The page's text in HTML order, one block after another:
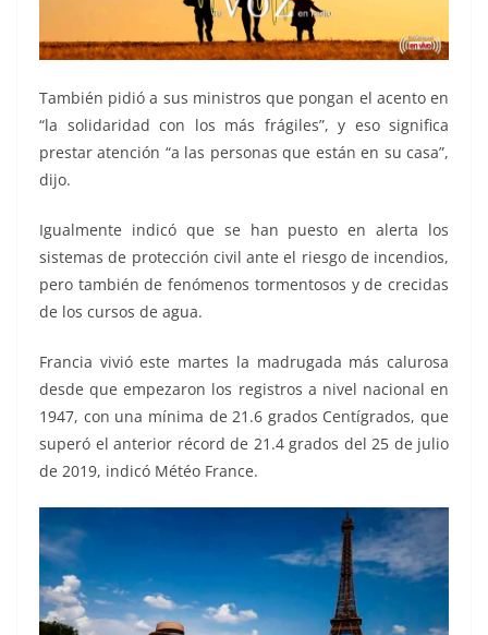
También pidió a sus ministros que pongan el acento en
“la solidaridad con los más frágiles”, y eso significa
prestar atención “a las personas que están en su casa”,
dijo.
Igualmente indicó que se han puesto en alerta los
sistemas de protección civil ante el riesgo de incendios,
pero también de fenómenos tormentosos y de crecidas
de los cursos de agua.
Francia vivió este martes la madrugada más calurosa
desde que empezaron los registros a nivel nacional en
1947, con una mínima de 21.6 grados Centígrados, que
superó el anterior récord de 21.4 grados del 25 de julio
de 2019, indicó Météo France.